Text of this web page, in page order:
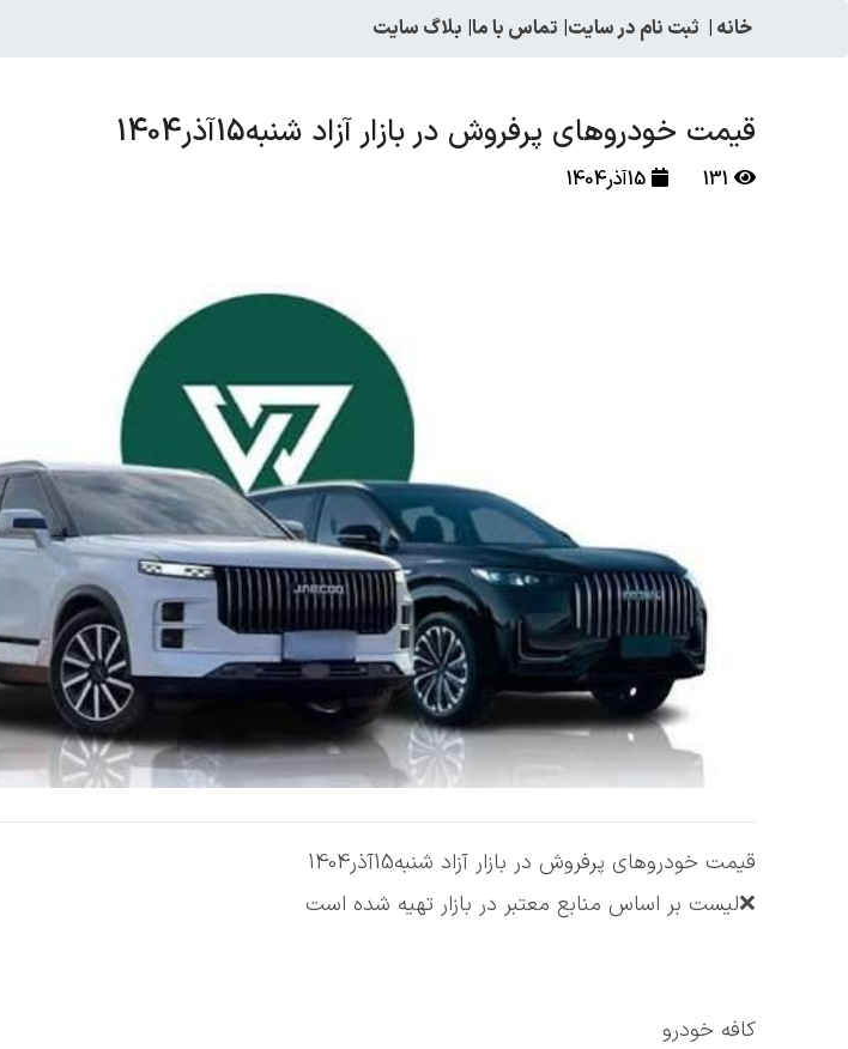
خانه | ثبت نام در سایت| تماس با ما| بلاگ سایت
قیمت خودروهای پرفروش در بازار آزاد شنبه15آذر1404
131 15آذر1404
قیمت خودروهای پرفروش در بازار آزاد شنبه15آذر1404
❌لیست بر اساس منابع معتبر در بازار تهیه شده است
کافه خودرو